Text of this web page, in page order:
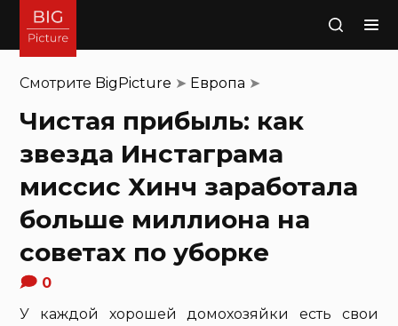
Поиск
Смотрите BigPicture ➤ Европа ➤
Чистая прибыль: как
звезда Инстаграма
миссис Хинч заработала
больше миллиона на
советах по уборке
0
У каждой хорошей домохозяйки есть свои